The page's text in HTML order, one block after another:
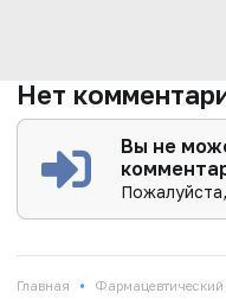
Нет
Вы не
Главная • Фармацевтический